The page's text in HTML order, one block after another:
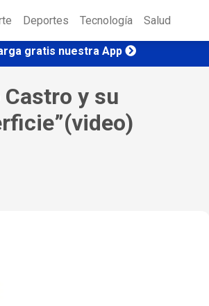
Deportes Tecnología Salud
gratis nuestra App
y su